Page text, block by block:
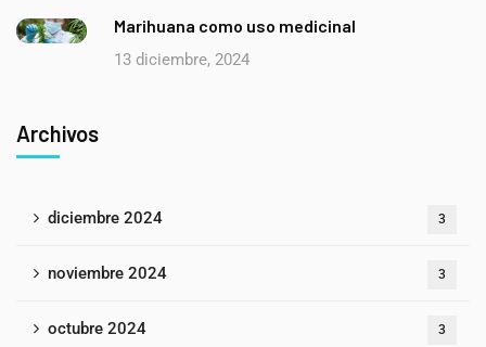
Marihuana como uso medicinal
13 diciembre, 2024
Archivos
diciembre 2024 3
noviembre 2024 3
octubre 2024 3